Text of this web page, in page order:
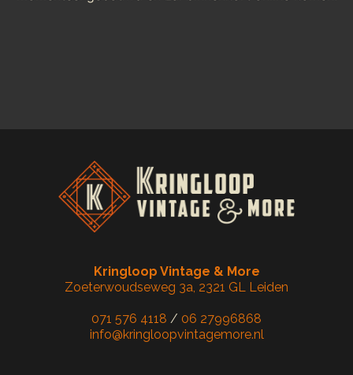
Kringloop Vintage & More
Zoeterwoudseweg 3a, 2321 GL Leiden
071 576 4118 / 06 27996868
info@kringloopvintagemore.nl